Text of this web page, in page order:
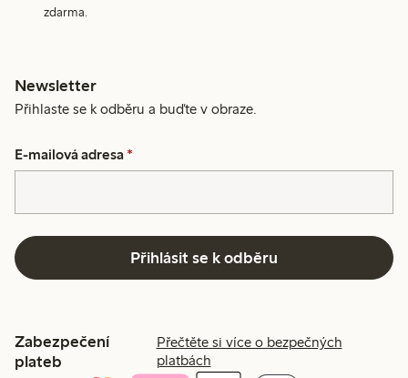
zdarma.
Newsletter
Přihlaste se k odběru a buďte v obraze.
E-mailová adresa *
Přihlásit se k odběru
Zabezpečení
plateb
Přečtěte si více o bezpečných
platbách